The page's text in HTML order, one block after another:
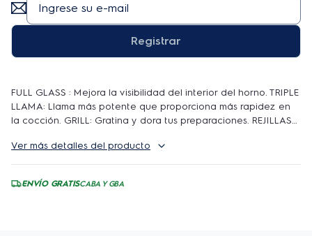
Registrar
FULL GLASS : Mejora la visibilidad del interior del horno. TRIPLE
LLAMA: Llama más potente que proporciona más rapidez en
la cocción. GRILL: Gratina y dora tus preparaciones. REJILLAS
SELLADOS: No permite la entrada de residuos. TRABA/ABRE
FÁCIL DOBLE VIDRIO: Facilita la limpieza de la puerta del
Ver más detalles del producto
ENVÍO GRATISCABA Y GBA